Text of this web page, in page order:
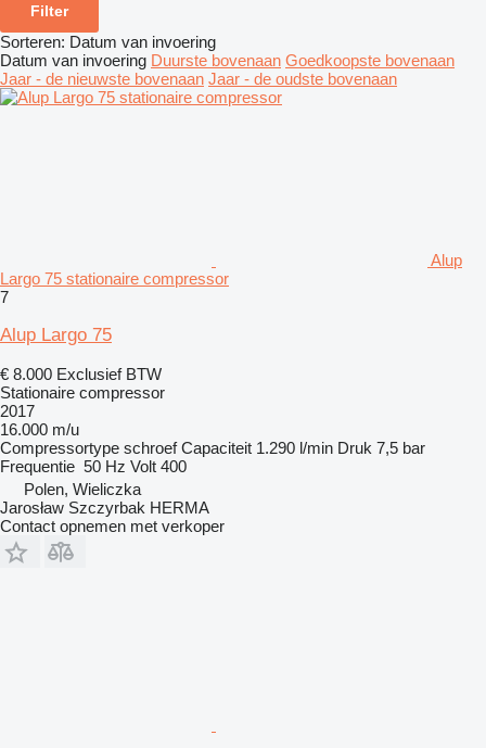
Filter
Sorteren: Datum van invoering
Datum van invoering Duurste bovenaan Goedkoopste bovenaan
Jaar - de nieuwste bovenaan Jaar - de oudste bovenaan
Alup
Largo 75 stationaire compressor
7
Alup Largo 75
€ 8.000 Exclusief BTW
Stationaire compressor
2017
16.000 m/u
Compressortype schroef Capaciteit 1.290 l/min Druk 7,5 bar
Frequentie 50 Hz Volt 400
Polen, Wieliczka
Jarosław Szczyrbak HERMA
Contact opnemen met verkoper